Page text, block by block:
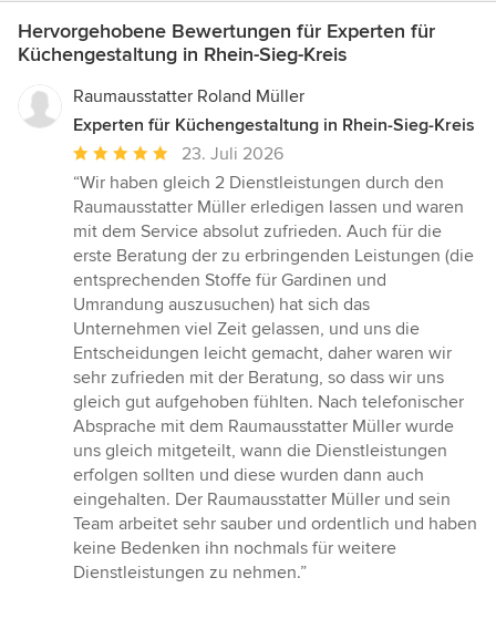
Hervorgehobene Bewertungen für Experten für
Küchengestaltung in Rhein-Sieg-Kreis
Raumausstatter Roland Müller
Experten für Küchengestaltung in Rhein-Sieg-Kreis
Durchschnittliche
Bewertung:
5
von
5
Sternen
23. Juli 2026
“Wir haben gleich 2 Dienstleistungen durch den
Raumausstatter Müller erledigen lassen und waren
mit dem Service absolut zufrieden. Auch für die
erste Beratung der zu erbringenden Leistungen (die
entsprechenden Stoffe für Gardinen und
Umrandung auszusuchen) hat sich das
Unternehmen viel Zeit gelassen, und uns die
Entscheidungen leicht gemacht, daher waren wir
sehr zufrieden mit der Beratung, so dass wir uns
gleich gut aufgehoben fühlten. Nach telefonischer
Absprache mit dem Raumausstatter Müller wurde
uns gleich mitgeteilt, wann die Dienstleistungen
erfolgen sollten und diese wurden dann auch
eingehalten. Der Raumausstatter Müller und sein
Team arbeitet sehr sauber und ordentlich und haben
keine Bedenken ihn nochmals für weitere
Dienstleistungen zu nehmen.”